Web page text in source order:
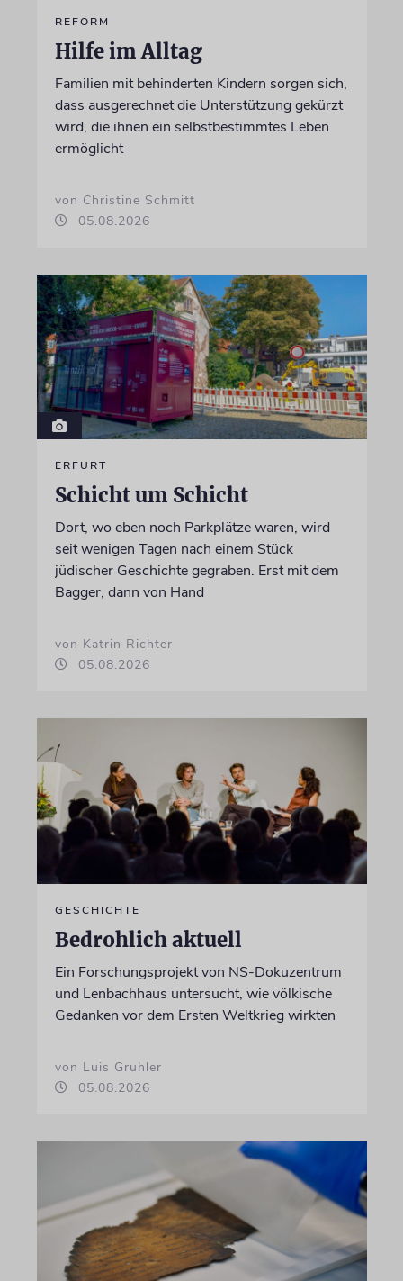
REFORM
Hilfe im Alltag
Familien mit behinderten Kindern sorgen sich,
dass ausgerechnet die Unterstützung gekürzt
wird, die ihnen ein selbstbestimmtes Leben
ermöglicht
von Christine Schmitt
05.08.2026
ERFURT
Schicht um Schicht
Dort, wo eben noch Parkplätze waren, wird
seit wenigen Tagen nach einem Stück
jüdischer Geschichte gegraben. Erst mit dem
Bagger, dann von Hand
von Katrin Richter
05.08.2026
GESCHICHTE
Bedrohlich aktuell
Ein Forschungsprojekt von NS-Dokuzentrum
und Lenbachhaus untersucht, wie völkische
Gedanken vor dem Ersten Weltkrieg wirkten
von Luis Gruhler
05.08.2026